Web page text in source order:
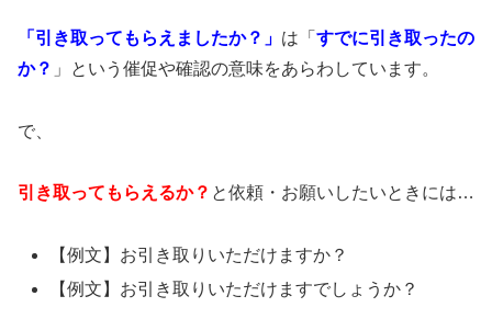
「引き取ってもらえましたか？」 は「 すでに引き取ったの
か？ 」という催促や確認の意味をあらわしています。
で、
引き取ってもらえるか？ と依頼・お願いしたいときには…
【例文】お引き取りいただけますか？
【例文】お引き取りいただけますでしょうか？